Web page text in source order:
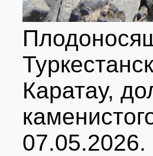
Каратау,
07.05.2026.